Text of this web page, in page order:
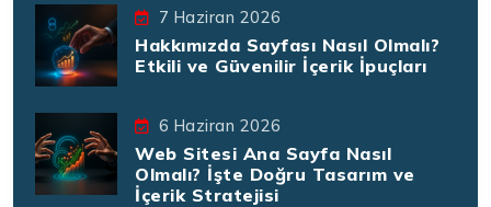
7 Haziran 2026
Hakkımızda Sayfası Nasıl Olmalı?
Etkili ve Güvenilir İçerik İpuçları
6 Haziran 2026
Web Sitesi Ana Sayfa Nasıl
Olmalı? İşte Doğru Tasarım ve
İçerik Stratejisi